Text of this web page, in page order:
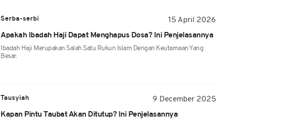
Serba-serbi
15 April 2026
Apakah Ibadah Haji Dapat Menghapus Dosa? Ini Penjelasannya
Ibadah Haji Merupakan Salah Satu Rukun Islam Dengan Keutamaan Yang
Besar.
Tausyiah
9 December 2025
Kapan Pintu Taubat Akan Ditutup? Ini Penjelasannya